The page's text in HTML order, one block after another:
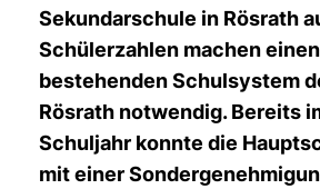
Sekundarschule in Rösrath
Schülerzahlen machen
bestehenden Schulsystem
Rösrath notwendig. Bereits
Schuljahr konnte die
mit einer